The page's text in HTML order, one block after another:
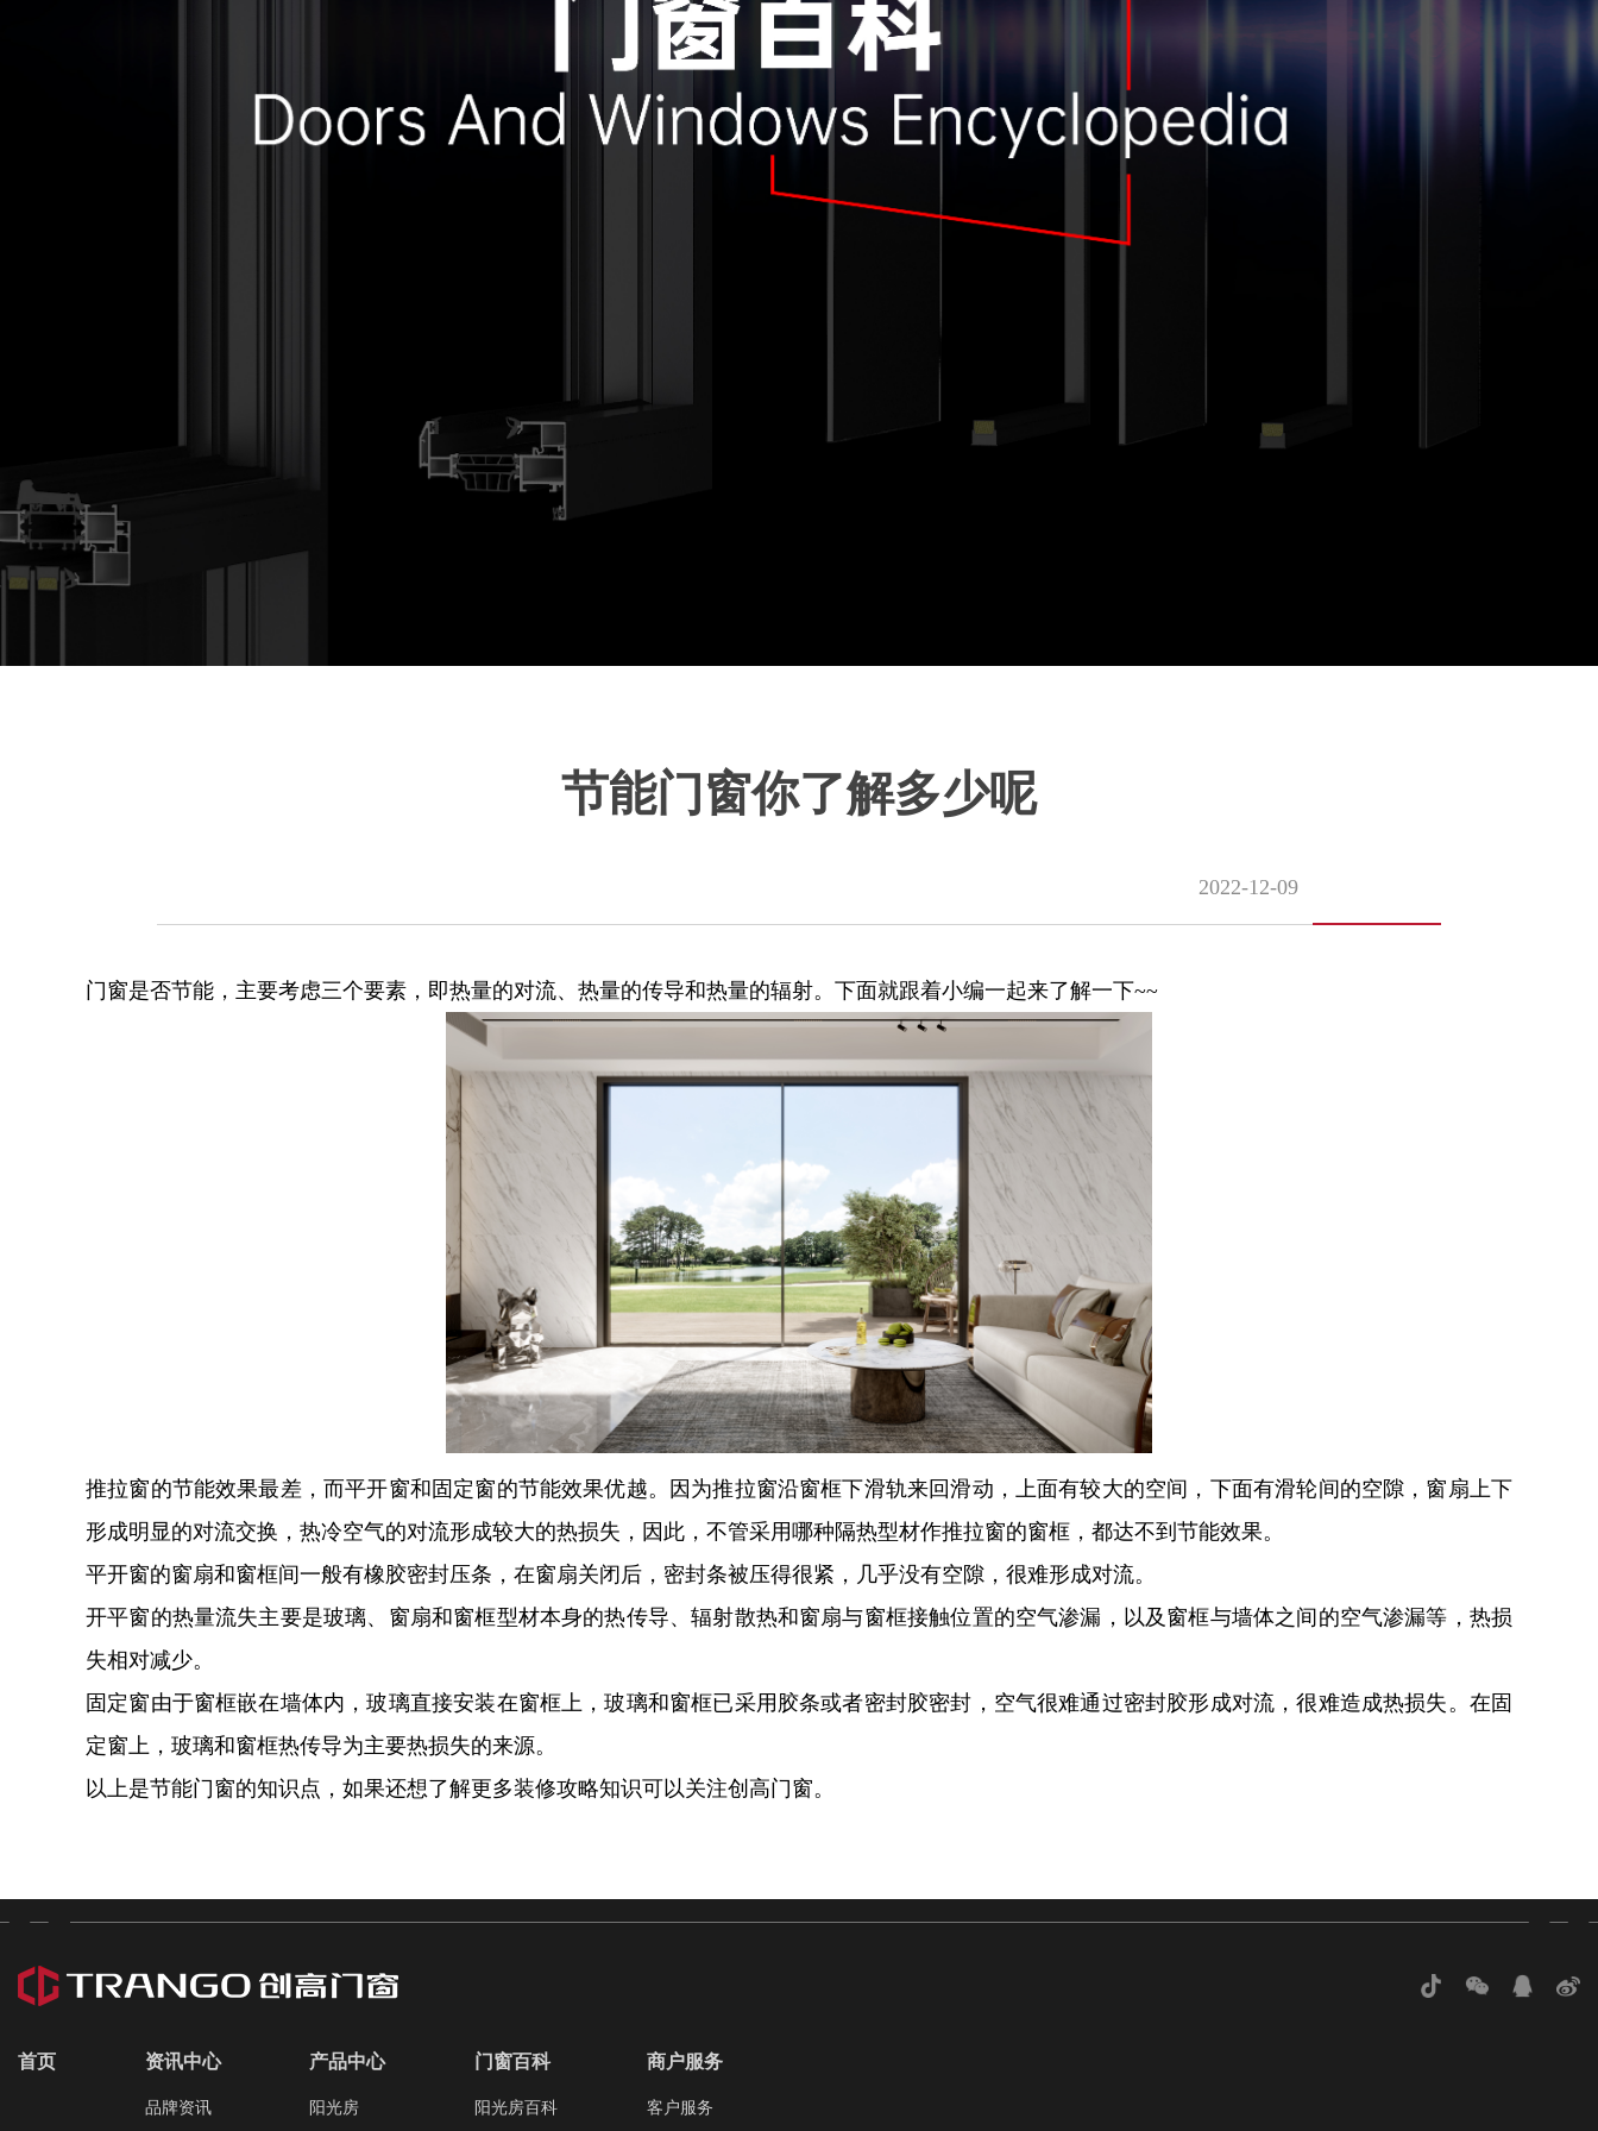
节能门窗你了解多少呢
2022-12-09
门窗是否节能，主要考虑三个要素，即热量的对流、热量的传导和热量的辐射。下面就跟着小编一起来了解一下~~
推拉窗的节能效果最差，而平开窗和固定窗的节能效果优越。因为推拉窗沿窗框下滑轨来回滑动，上面有较大的空间，下面有滑轮间的空隙，窗扇上下
形成明显的对流交换，热冷空气的对流形成较大的热损失，因此，不管采用哪种隔热型材作推拉窗的窗框，都达不到节能效果。
平开窗的窗扇和窗框间一般有橡胶密封压条，在窗扇关闭后，密封条被压得很紧，几乎没有空隙，很难形成对流。
开平窗的热量流失主要是玻璃、窗扇和窗框型材本身的热传导、辐射散热和窗扇与窗框接触位置的空气渗漏，以及窗框与墙体之间的空气渗漏等，热损
失相对减少。
固定窗由于窗框嵌在墙体内，玻璃直接安装在窗框上，玻璃和窗框已采用胶条或者密封胶密封，空气很难通过密封胶形成对流，很难造成热损失。在固
定窗上，玻璃和窗框热传导为主要热损失的来源。
以上是节能门窗的知识点，如果还想了解更多装修攻略知识可以关注创高门窗。
首页 资讯中心
品牌资讯
产品中心
阳光房
门窗百科
阳光房百科
商户服务
客户服务